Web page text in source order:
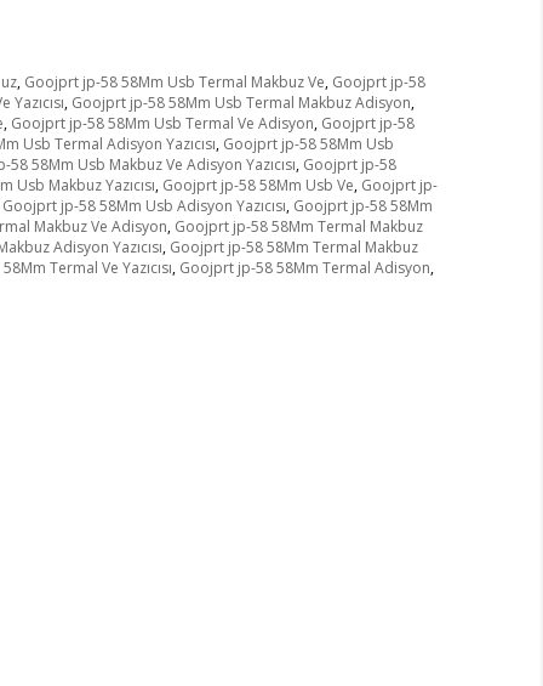
, Goojprt jp-58 58Mm Usb Termal Makbuz Ve, Goojprt jp-58
, Goojprt jp-58 58Mm Usb Termal Makbuz Adisyon,
, Goojprt jp-58 58Mm Usb Termal Ve Adisyon, Goojprt jp-58
Usb Termal Adisyon Yazıcısı, Goojprt jp-58 58Mm Usb
58Mm Usb Makbuz Ve Adisyon Yazıcısı, Goojprt jp-58
Makbuz Yazıcısı, Goojprt jp-58 58Mm Usb Ve, Goojprt jp-
Goojprt jp-58 58Mm Usb Adisyon Yazıcısı, Goojprt jp-58 58Mm
Makbuz Ve Adisyon, Goojprt jp-58 58Mm Termal Makbuz
Adisyon Yazıcısı, Goojprt jp-58 58Mm Termal Makbuz
Termal Ve Yazıcısı, Goojprt jp-58 58Mm Termal Adisyon,